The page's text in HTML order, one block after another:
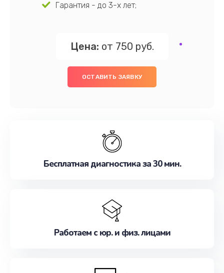
Гарантия - до 3-х лет;
Цена: от 750 руб.
ОСТАВИТЬ ЗАЯВКУ
Бесплатная диагностика за 30 мин.
Работаем с юр. и физ. лицами